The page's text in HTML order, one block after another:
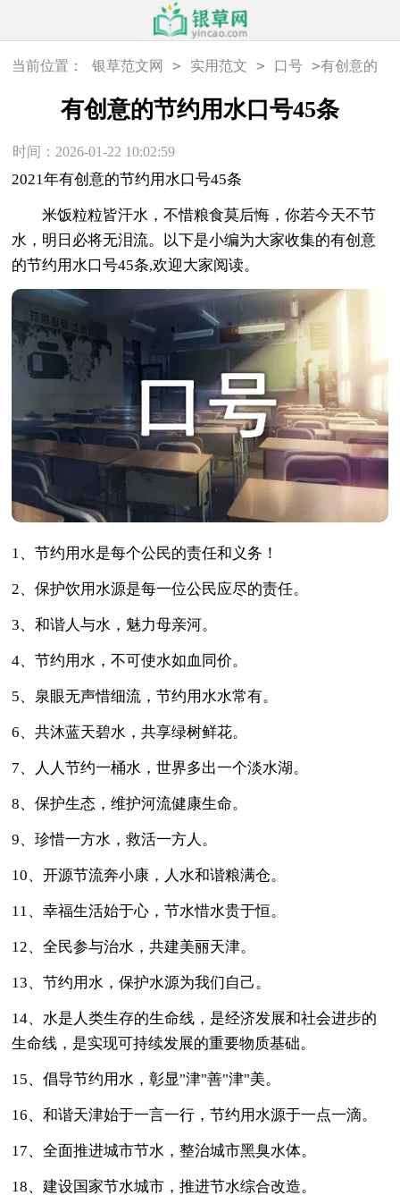
当前位置： 银草范文网 > 实用范文 > 口号 >有创意的
节约用水口号45条
有创意的节约用水口号45条
时间：2026-01-22 10:02:59
2021年有创意的节约用水口号45条
米饭粒粒皆汗水，不惜粮食莫后悔，你若今天不节
水，明日必将无泪流。以下是小编为大家收集的有创意
的节约用水口号45条,欢迎大家阅读。
1、节约用水是每个公民的责任和义务！
2、保护饮用水源是每一位公民应尽的责任。
3、和谐人与水，魅力母亲河。
4、节约用水，不可使水如血同价。
5、泉眼无声惜细流，节约用水水常有。
6、共沐蓝天碧水，共享绿树鲜花。
7、人人节约一桶水，世界多出一个淡水湖。
8、保护生态，维护河流健康生命。
9、珍惜一方水，救活一方人。
10、开源节流奔小康，人水和谐粮满仓。
11、幸福生活始于心，节水惜水贵于恒。
12、全民参与治水，共建美丽天津。
13、节约用水，保护水源为我们自己。
14、水是人类生存的生命线，是经济发展和社会进步的
生命线，是实现可持续发展的重要物质基础。
15、倡导节约用水，彰显"津"善"津"美。
16、和谐天津始于一言一行，节约用水源于一点一滴。
17、全面推进城市节水，整治城市黑臭水体。
18、建设国家节水城市，推进节水综合改造。